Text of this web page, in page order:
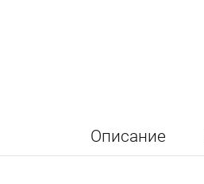
Описание